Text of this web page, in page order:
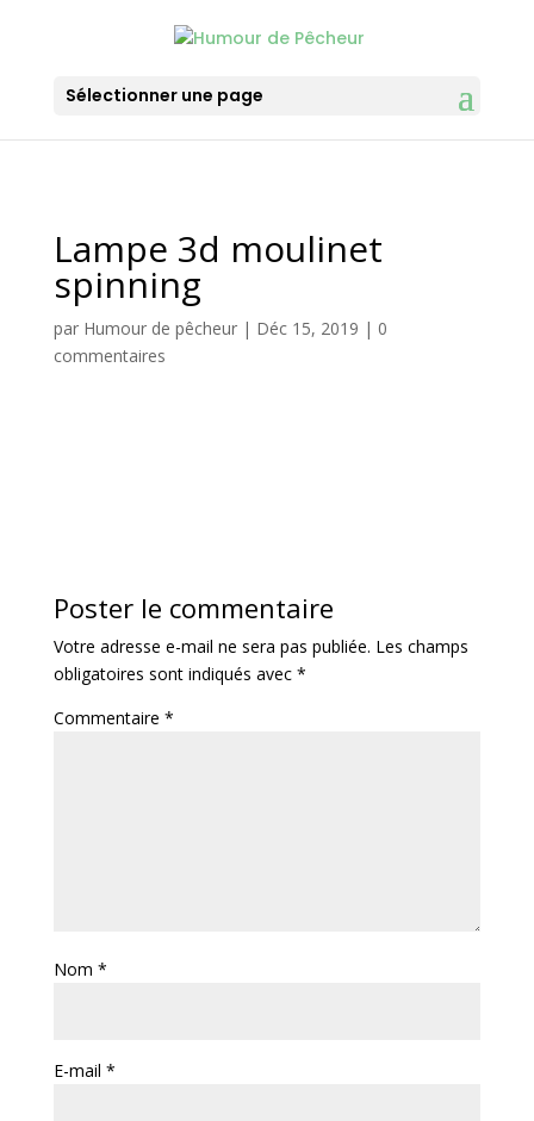
Sélectionner une page
Lampe 3d moulinet
spinning
par Humour de pêcheur| Déc 15, 2019 | 0
commentaires
Poster le commentaire
Votre adresse e-mail ne sera pas publiée. Les champs
obligatoires sont indiqués avec *
Commentaire *
Nom *
E-mail *